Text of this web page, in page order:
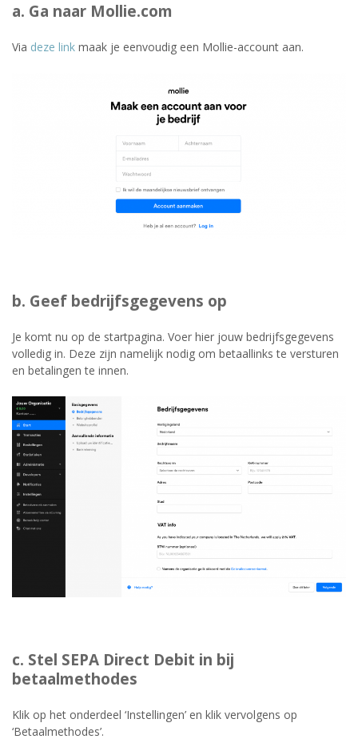
a. Ga naar Mollie.com
Via deze link maak je eenvoudig een Mollie-account aan.
b. Geef bedrijfsgegevens op
Je komt nu op de startpagina. Voer hier jouw bedrijfsgegevens
volledig in. Deze zijn namelijk nodig om betaallinks te versturen
en betalingen te innen.
c. Stel SEPA Direct Debit in bij
betaalmethodes
Klik op het onderdeel ‘Instellingen’ en klik vervolgens op
‘Betaalmethodes’.